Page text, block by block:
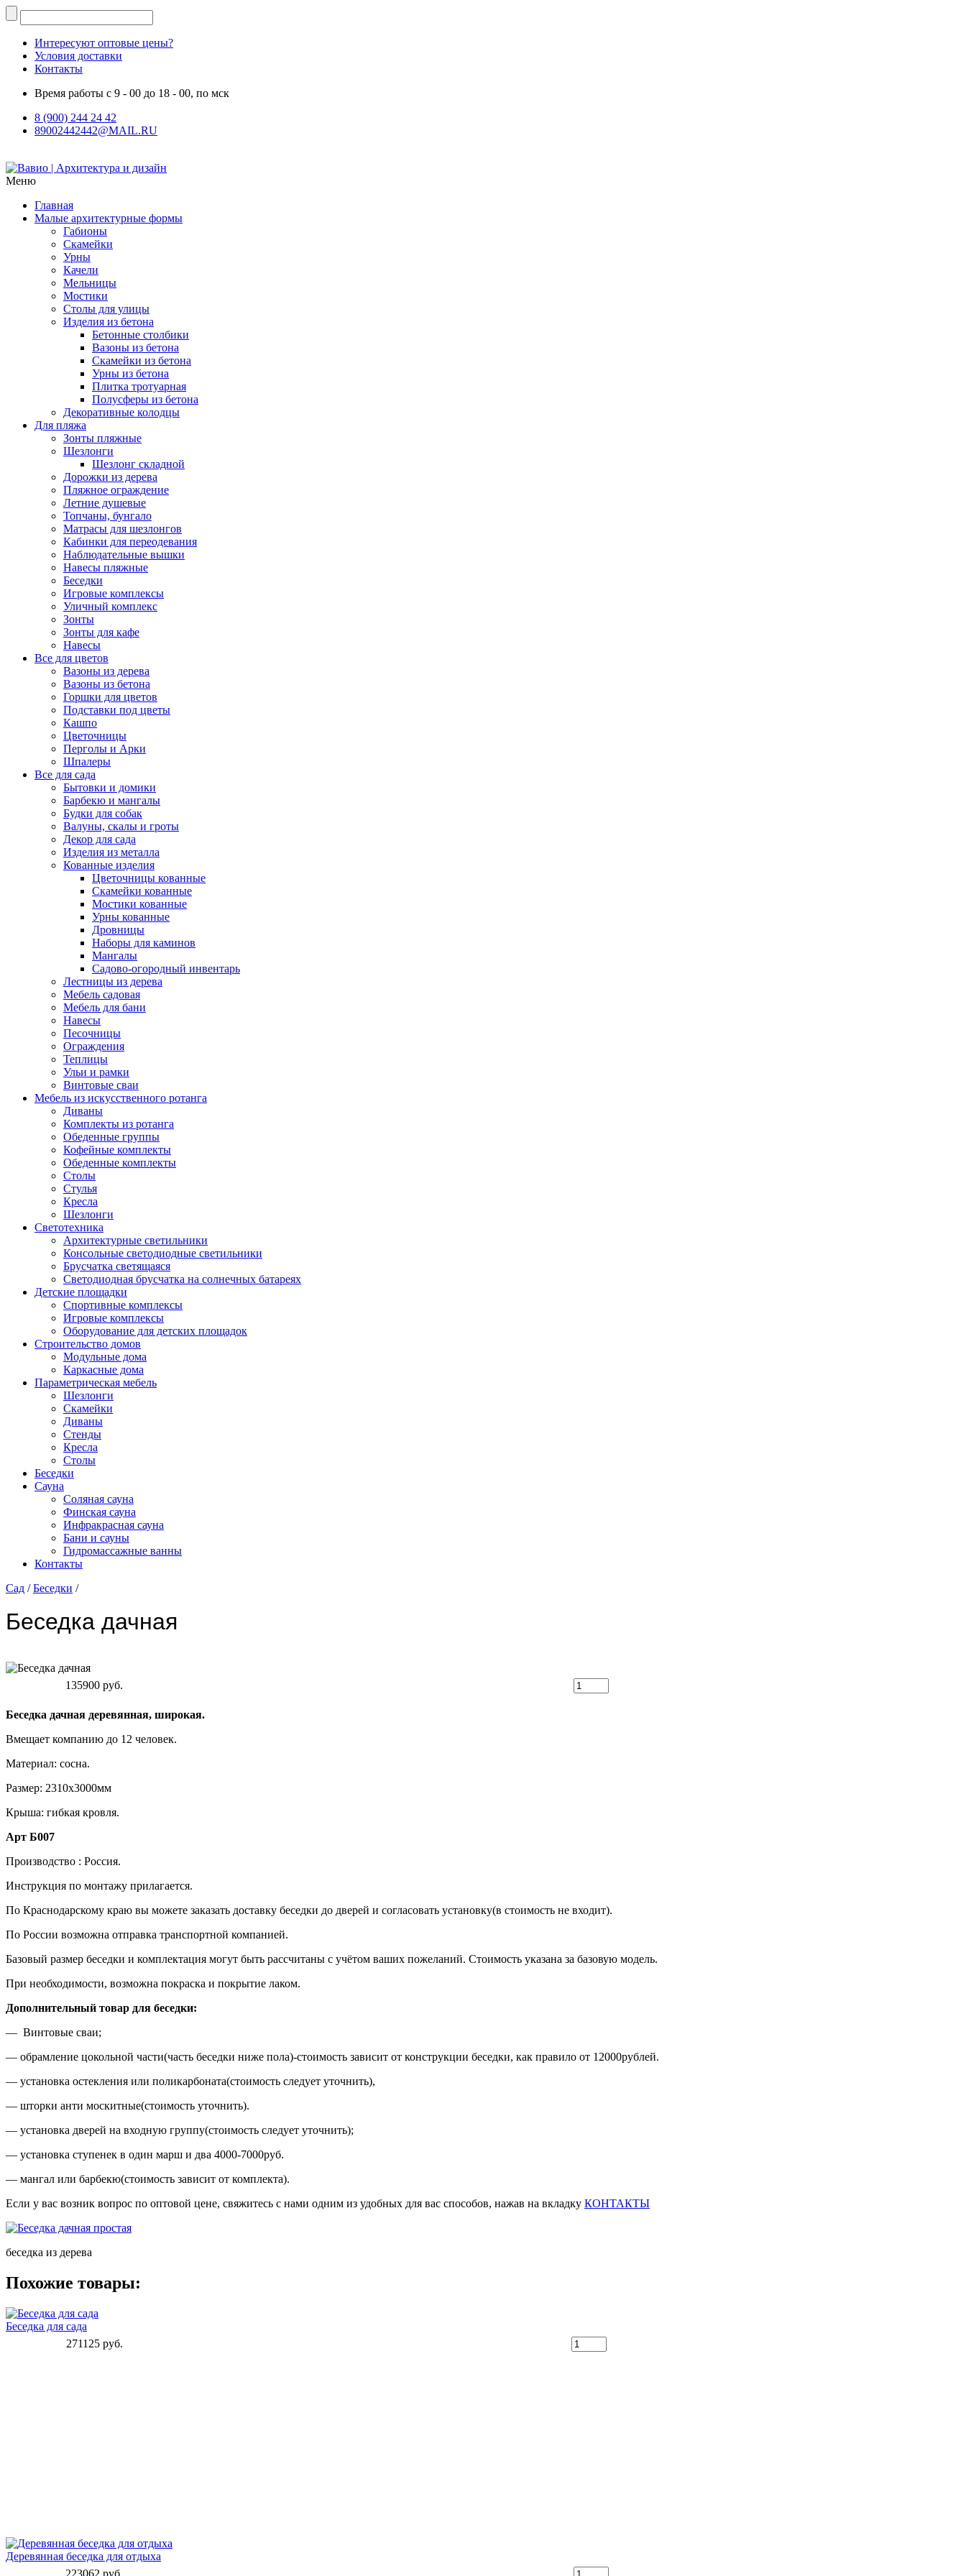
Интересуют оптовые цены?
Условия доставки
Контакты
Время работы с 9 - 00 до 18 - 00, по мск
8 (900) 244 24 42
89002442442@MAIL.RU
Меню
Главная
Малые архитектурные формы
Габионы
Скамейки
Урны
Качели
Мельницы
Мостики
Столы для улицы
Изделия из бетона
Бетонные столбики
Вазоны из бетона
Скамейки из бетона
Урны из бетона
Плитка тротуарная
Полусферы из бетона
Декоративные колодцы
Для пляжа
Зонты пляжные
Шезлонги
Шезлонг складной
Дорожки из дерева
Пляжное ограждение
Летние душевые
Топчаны, бунгало
Матрасы для шезлонгов
Кабинки для переодевания
Наблюдательные вышки
Навесы пляжные
Беседки
Игровые комплексы
Уличный комплекс
Зонты
Зонты для кафе
Навесы
Все для цветов
Вазоны из дерева
Вазоны из бетона
Горшки для цветов
Подставки под цветы
Кашпо
Цветочницы
Перголы и Арки
Шпалеры
Все для сада
Бытовки и домики
Барбекю и мангалы
Будки для собак
Валуны, скалы и гроты
Декор для сада
Изделия из металла
Кованные изделия
Цветочницы кованные
Скамейки кованные
Мостики кованные
Урны кованные
Дровницы
Наборы для каминов
Мангалы
Садово-огородный инвентарь
Лестницы из дерева
Мебель садовая
Мебель для бани
Навесы
Песочницы
Ограждения
Теплицы
Ульи и рамки
Винтовые сваи
Мебель из искусственного ротанга
Диваны
Комплекты из ротанга
Обеденные группы
Кофейные комплекты
Обеденные комплекты
Столы
Стулья
Кресла
Шезлонги
Светотехника
Архитектурные светильники
Консольные светодиодные светильники
Брусчатка светящаяся
Светодиодная брусчатка на солнечных батареях
Детские площадки
Спортивные комплексы
Игровые комплексы
Оборудование для детских площадок
Строительство домов
Модульные дома
Каркасные дома
Параметрическая мебель
Шезлонги
Скамейки
Диваны
Стенды
Кресла
Столы
Беседки
Сауна
Соляная сауна
Финская сауна
Инфракрасная сауна
Бани и сауны
Гидромассажные ванны
Контакты
Сад /Беседки /
Беседка дачная
135900 руб.
Беседка дачная деревянная, широкая.
Вмещает компанию до 12 человек.
Материал: сосна.
Размер: 2310х3000мм
Крыша: гибкая кровля.
Арт Б007
Производство : Россия.
Инструкция по монтажу прилагается.
По Краснодарскому краю вы можете заказать доставку беседки до дверей и согласовать установку(в стоимость не входит).
По России возможна отправка транспортной компанией.
Базовый размер беседки и комплектация могут быть рассчитаны с учётом ваших пожеланий. Стоимость указана за базовую модель.
При необходимости, возможна покраска и покрытие лаком.
Дополнительный товар для беседки:
— Винтовые сваи;
— обрамление цокольной части(часть беседки ниже пола)-стоимость зависит от конструкции беседки, как правило от 12000рублей.
— установка остекления или поликарбоната(стоимость следует уточнить),
— шторки анти москитные(стоимость уточнить).
— установка дверей на входную группу(стоимость следует уточнить);
— установка ступенек в один марш и два 4000-7000руб.
— мангал или барбекю(стоимость зависит от комплекта).
Если у вас возник вопрос по оптовой цене, свяжитесь с нами одним из удобных для вас способов, нажав на вкладку КОНТАКТЫ
беседка из дерева
Похожие товары:
Беседка для сада
271125 руб.
Деревянная беседка для отдыха
223062 руб.